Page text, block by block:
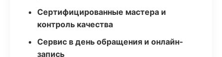
Сертифицированные мастера и
контроль качества
Сервис в день обращения и онлайн-
запись